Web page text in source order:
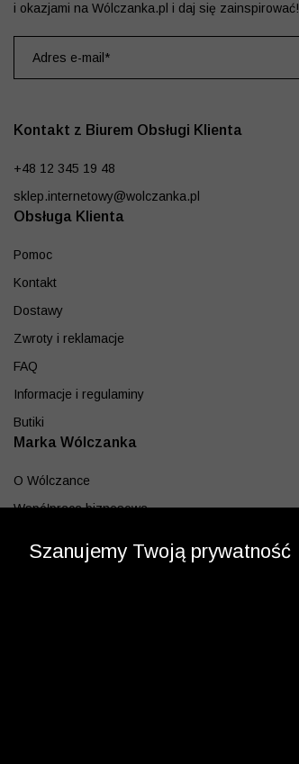
Kontakt z Biurem Obsługi Klienta
+48 12 345 19 48
sklep.internetowy@wolczanka.pl
Obsługa Klienta
Pomoc
Kontakt
Dostawy
Zwroty i reklamacje
FAQ
Informacje i regulaminy
Butiki
Marka Wólczanka
O Wólczance
Współpraca biznesowa
Program lojalnościowy
i okazjami na Wólczanka.pl i daj się zainspirować!
Szanujemy Twoją prywatność